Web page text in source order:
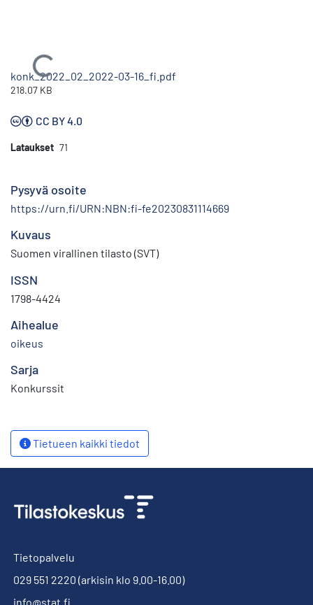
Ladataan...
konk_2022_02_2022-03-16_fi.pdf
218.07 KB
CC BY 4.0
Lataukset 71
Pysyvä osoite
https://urn.fi/URN:NBN:fi-fe20230831114669
Kuvaus
Suomen virallinen tilasto (SVT)
ISSN
1798-4424
Aihealue
oikeus
Sarja
Konkurssit
Tietueen kaikki tiedot
Tietopalvelu
029 551 2220 (arkisin klo 9.00-16.00)
info@stat.fi